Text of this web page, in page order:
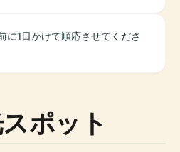
に1日かけて順応させてくださ
ポット